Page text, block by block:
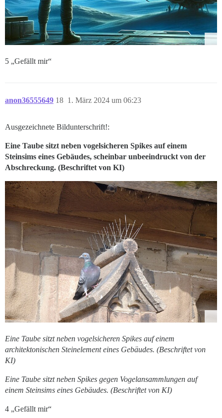
5 „Gefällt mir“
anon36555649 1. März 2024 um 06:23
18
Ausgezeichnete Bildunterschrift!:
Eine Taube sitzt neben vogelsicheren Spikes auf einem
Steinsims eines Gebäudes, scheinbar unbeeindruckt von der
Abschreckung. (Beschriftet von KI)
Eine Taube sitzt neben vogelsicheren Spikes auf einem
architektonischen Steinelement eines Gebäudes. (Beschriftet von
KI)
Eine Taube sitzt neben Spikes gegen Vogelansammlungen auf
einem Steinsims eines Gebäudes. (Beschriftet von KI)
4 „Gefällt mir“